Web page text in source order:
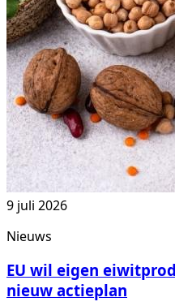
9 juli 2026
Nieuws
EU wil eigen
nieuw actieplan